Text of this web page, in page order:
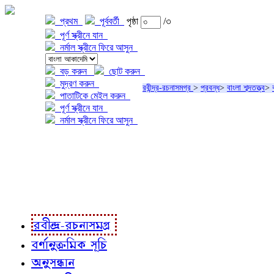
প্রথম পূর্ববর্তী পৃষ্ঠা
/৩
পূর্ণ স্ক্রীনে যান
নর্মাল স্ক্রীনে ফিরে আসুন
বড় করুন
ছোট করুন
মুদ্রণ করুন
পাতাটিকে মেইল করুন
পূর্ণ স্ক্রীনে যান
নর্মাল স্ক্রীনে ফিরে আসুন
রবীন্দ্র-রচনাসমগ্র > প্রবন্ধ> বাংলা শব্দতত্ত্ব>
রবীন্দ্র-রচনাসমগ্র
বর্ণানুক্রমিক সূচি
অনুসন্ধান